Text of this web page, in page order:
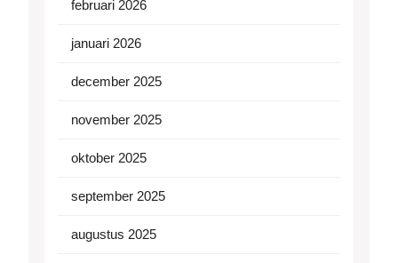
februari 2026
januari 2026
december 2025
november 2025
oktober 2025
september 2025
augustus 2025